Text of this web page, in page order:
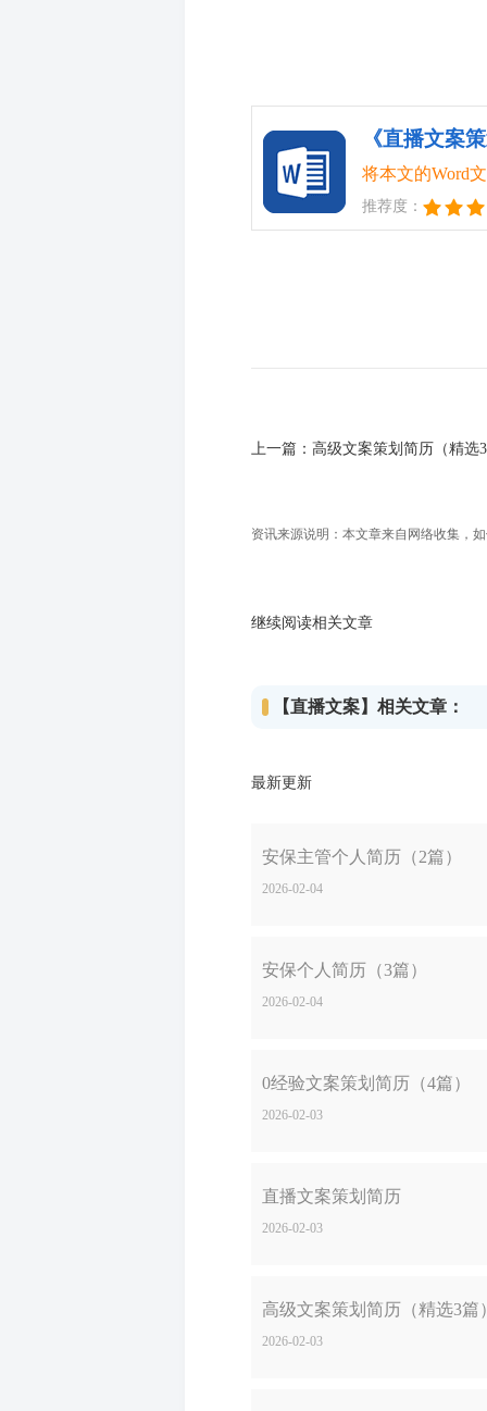
《直播文案
将本文的Word
推荐度：
上一篇： 高级文案策划简历（精选
资讯来源说明：本文章来自网络收集，
继续阅读相关文章
【直播文案】相关文章：
最新更新
安保主管个人简历（2篇）
2026-02-04
安保个人简历（3篇）
2026-02-04
0经验文案策划简历（4篇）
2026-02-03
直播文案策划简历
2026-02-03
高级文案策划简历（精选3篇
2026-02-03